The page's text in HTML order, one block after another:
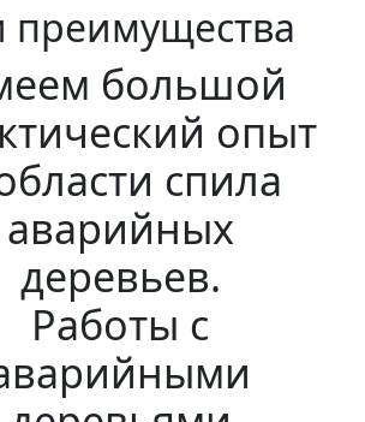
большой
опыт
спила
аварийных
деревьев.
Работы с